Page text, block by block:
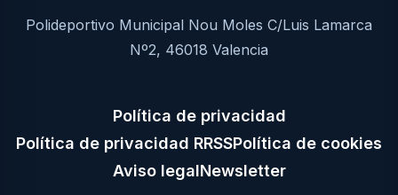
Polideportivo Municipal Nou Moles C/Luis Lamarca
Nº2, 46018 Valencia
Política de privacidad
Política de privacidad RRSSPolítica de cookies
Aviso legalNewsletter